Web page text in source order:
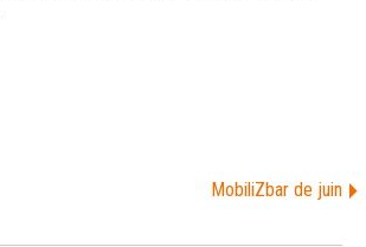
MobiliZbar de juin